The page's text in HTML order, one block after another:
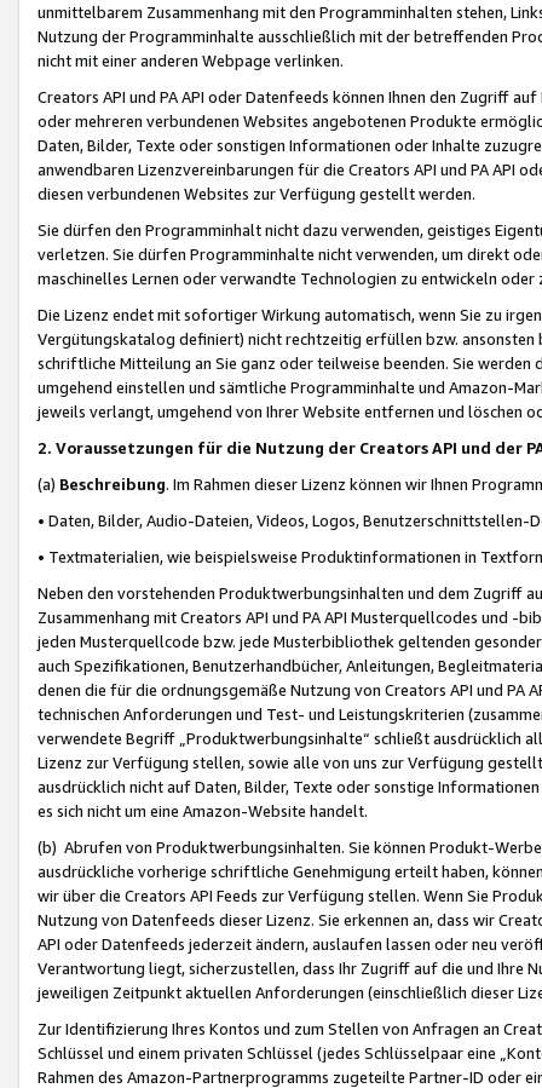
unmittelbarem Zusammenhang mit den Programminhalten stehen,
Nutzung der Programminhalte ausschließlich mit der betreffenden
nicht mit einer anderen Webpage verlinken.
Creators API und PA API oder Datenfeeds können Ihnen den Zugriff
oder mehreren verbundenen Websites angebotenen Produkte
Daten, Bilder, Texte oder sonstigen Informationen oder Inhalte
anwendbaren Lizenzvereinbarungen für die Creators API und PA API
diesen verbundenen Websites zur Verfügung gestellt werden.
Sie dürfen den Programminhalt nicht dazu verwenden, geistiges
verletzen. Sie dürfen Programminhalte nicht verwenden, um direkt
maschinelles Lernen oder verwandte Technologien zu entwickeln
Die Lizenz endet mit sofortiger Wirkung automatisch, wenn Sie zu
Vergütungskatalog definiert) nicht rechtzeitig erfüllen bzw. ansonsten
schriftliche Mitteilung an Sie ganz oder teilweise beenden. Sie werden
umgehend einstellen und sämtliche Programminhalte und Amazon-
jeweils verlangt, umgehend von Ihrer Website entfernen und löschen
2. Voraussetzungen für die Nutzung der Creators API und der
(a) Beschreibung. Im Rahmen dieser Lizenz können wir Ihnen
• Daten, Bilder, Audio-Dateien, Videos, Logos, Benutzerschnittstellen-
• Textmaterialien, wie beispielsweise Produktinformationen in
Neben den vorstehenden Produktwerbungsinhalten und dem Zugriff
Zusammenhang mit Creators API und PA API Musterquellcodes und
jeden Musterquellcode bzw. jede Musterbibliothek geltenden
auch Spezifikationen, Benutzerhandbücher, Anleitungen,
denen die für die ordnungsgemäße Nutzung von Creators API und PA
technischen Anforderungen und Test- und Leistungskriterien
verwendete Begriff „Produktwerbungsinhalte“ schließt ausdrücklich
Lizenz zur Verfügung stellen, sowie alle von uns zur Verfügung
ausdrücklich nicht auf Daten, Bilder, Texte oder sonstige
es sich nicht um eine Amazon-Website handelt.
(b) Abrufen von Produktwerbungsinhalten. Sie können Produkt-
ausdrückliche vorherige schriftliche Genehmigung erteilt haben,
wir über die Creators API Feeds zur Verfügung stellen. Wenn Sie
Nutzung von Datenfeeds dieser Lizenz. Sie erkennen an, dass wir
API oder Datenfeeds jederzeit ändern, auslaufen lassen oder neu
Verantwortung liegt, sicherzustellen, dass Ihr Zugriff auf die und Ihre
jeweiligen Zeitpunkt aktuellen Anforderungen (einschließlich dieser
Zur Identifizierung Ihres Kontos und zum Stellen von Anfragen an
Schlüssel und einem privaten Schlüssel (jedes Schlüsselpaar eine
Rahmen des Amazon-Partnerprogramms zugeteilte Partner-ID oder